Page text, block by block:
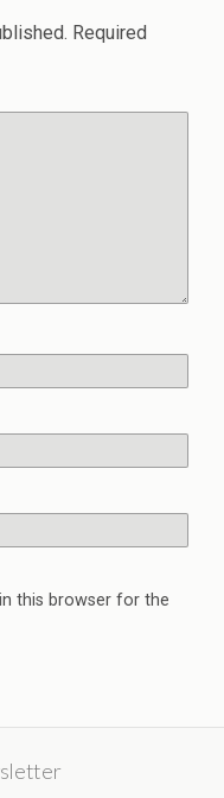
Required
this browser for the